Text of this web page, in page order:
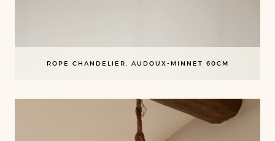
ROPE CHANDELIER, AUDOUX-MINNET 60CM